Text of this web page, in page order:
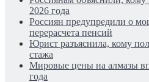
2026 года
Россиян предупредили о
перерасчета пенсий
Юрист разъяснила, кому
стажа
Мировые цены на алмазы
года